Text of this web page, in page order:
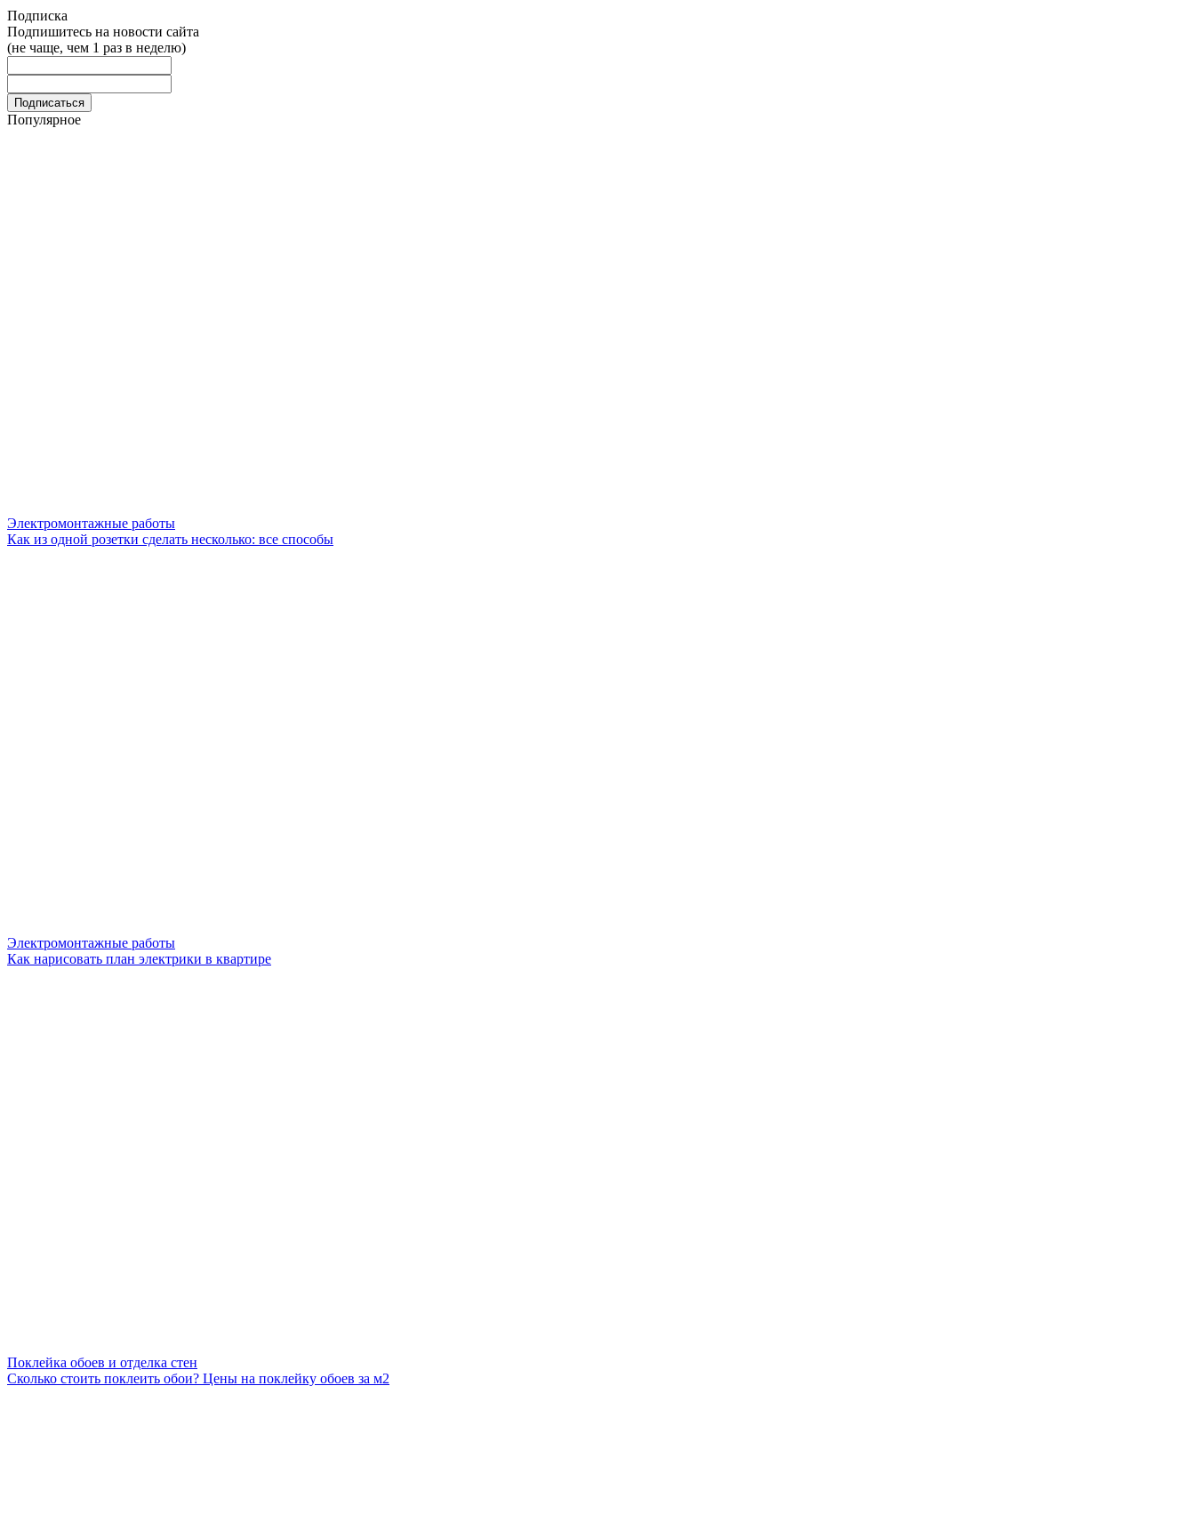
Подписка
Подпишитесь на новости сайта
(не чаще, чем 1 раз в неделю)
Популярное
Электромонтажные работы
Как из одной розетки сделать несколько: все способы
Электромонтажные работы
Как нарисовать план электрики в квартире
Поклейка обоев и отделка стен
Сколько стоить поклеить обои? Цены на поклейку обоев за м2